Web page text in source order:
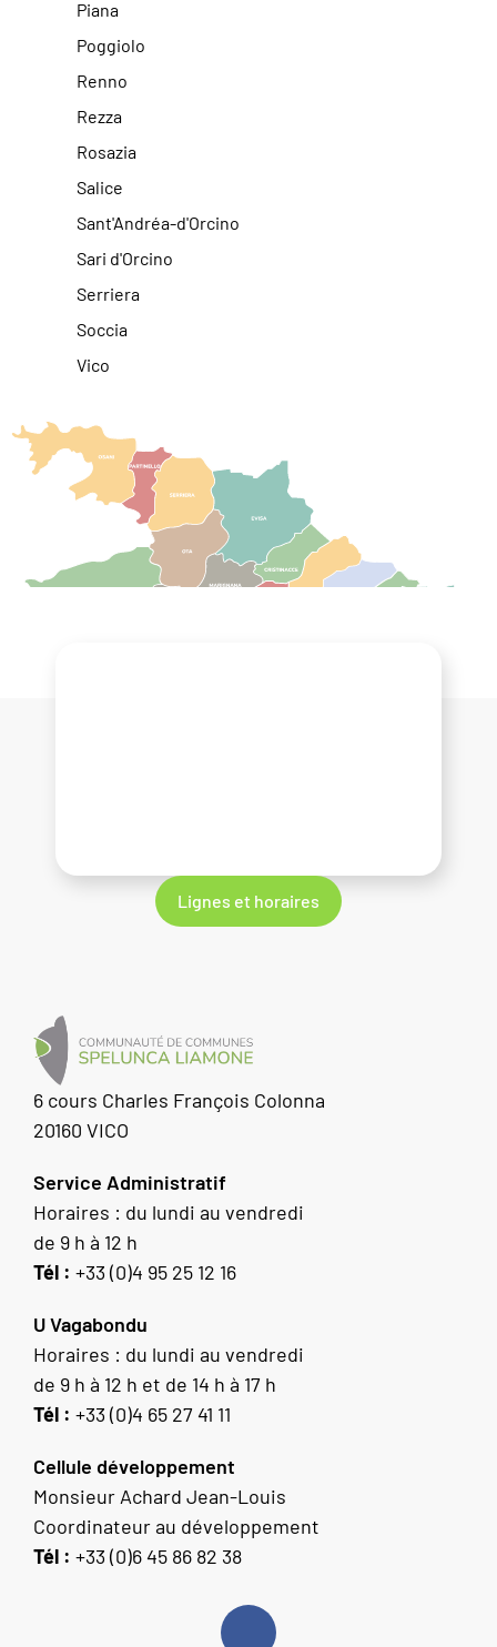
Piana
Poggiolo
Renno
Rezza
Rosazia
Salice
Sant'Andréa-d'Orcino
Sari d'Orcino
Serriera
Soccia
Vico
Lignes et horaires
6 cours Charles François Colonna
20160 VICO
Service Administratif
Horaires : du lundi au vendredi
de 9 h à 12 h
Tél : +33 (0)4 95 25 12 16
U Vagabondu
Horaires : du lundi au vendredi
de 9 h à 12 h et de 14 h à 17 h
Tél : +33 (0)4 65 27 41 11
Cellule développement
Monsieur Achard Jean-Louis
Coordinateur au développement
Tél : +33 (0)6 45 86 82 38